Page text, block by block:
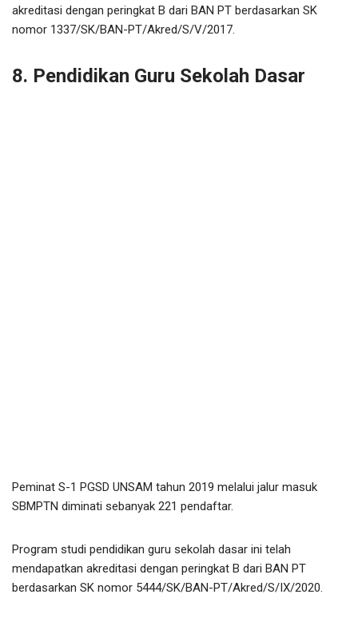
akreditasi dengan peringkat B dari BAN PT berdasarkan SK
nomor 1337/SK/BAN-PT/Akred/S/V/2017.
8. Pendidikan Guru Sekolah Dasar
Peminat S-1 PGSD UNSAM tahun 2019 melalui jalur masuk
SBMPTN diminati sebanyak 221 pendaftar.
Program studi pendidikan guru sekolah dasar ini telah
mendapatkan akreditasi dengan peringkat B dari BAN PT
berdasarkan SK nomor 5444/SK/BAN-PT/Akred/S/IX/2020.